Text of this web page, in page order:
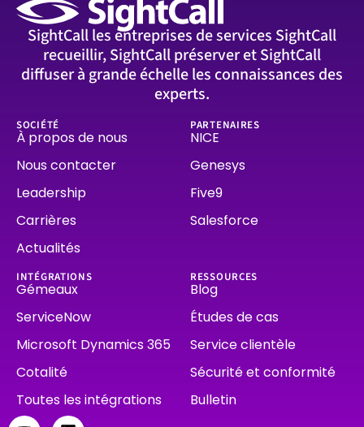
SightCall les entreprises de services SightCall
recueillir, SightCall préserver et SightCall
diffuser à grande échelle les connaissances des
experts.
SOCIÉTÉ
À propos de nous
Nous contacter
Leadership
Carrières
Actualités
PARTENAIRES
NICE
Genesys
Five9
Salesforce
INTÉGRATIONS
Gémeaux
ServiceNow
Microsoft Dynamics 365
Cotalité
Toutes les intégrations
RESSOURCES
Blog
Études de cas
Service clientèle
Sécurité et conformité
Bulletin